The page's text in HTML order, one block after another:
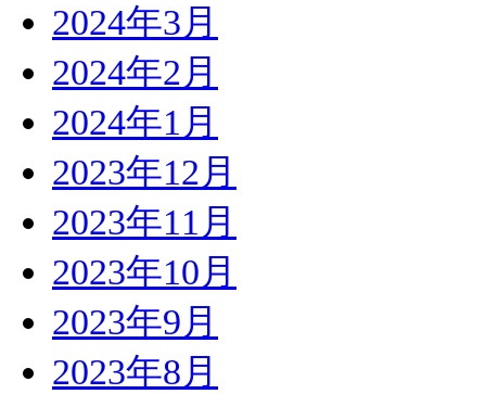
2024年3月
2024年2月
2024年1月
2023年12月
2023年11月
2023年10月
2023年9月
2023年8月